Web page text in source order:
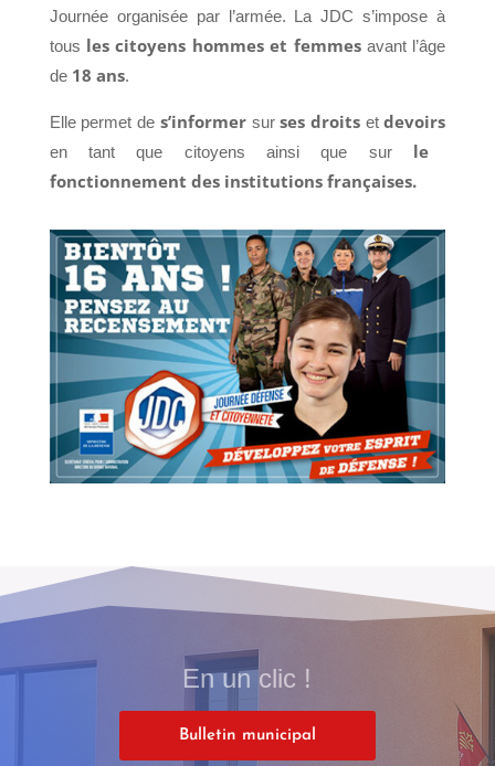
Journée organisée par l’armée. La JDC s’impose à
tous les citoyens hommes et femmesavant l’âge
de 18 ans.
Elle permet de s’informersurses droitsetdevoirs
en tant que citoyens ainsi que sur le
fonctionnement des institutions françaises.
En un clic !
Bulletin municipal